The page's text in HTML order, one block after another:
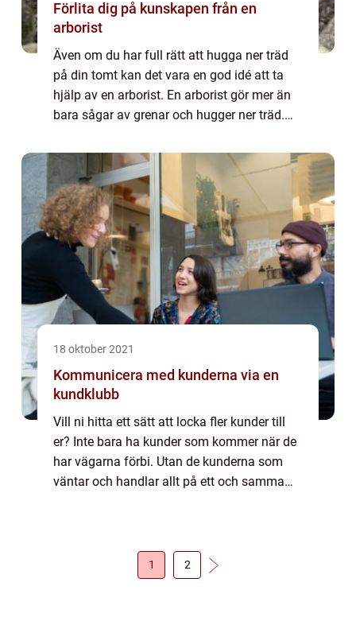
Förlita dig på kunskapen från en
arborist
Även om du har full rätt att hugga ner träd
på din tomt kan det vara en god idé att ta
hjälp av en arborist. En arborist gör mer än
bara sågar av grenar och hugger ner träd.
trädens välmående som ingår i en ...
18 oktober 2021
Kommunicera med kunderna via en
kundklubb
Vill ni hitta ett sätt att locka fler kunder till
er? Inte bara ha kunder som kommer när de
har vägarna förbi. Utan de kunderna som
väntar och handlar allt på ett och samma
1 2